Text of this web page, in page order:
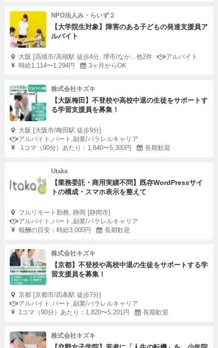
NPO法人み・らいず２
【大学院生対象】障害のある子どもの発達支援員ア
ルバイト
大阪 [高槻市/高槻駅 徒歩4分, 堺市/なか...他2件
アルバイト
時給1,114〜1,294円
3ヶ月からOK
株式会社キズキ
【大阪梅田】不登校や高校中退の生徒をサポートす
る学習支援員を募集！
大阪 [大阪市/梅田駅 徒歩9分]
アルバイト,パート,副業/パラレルキャリア
1コマ（90分）あたり：1,840〜5,300円
長期歓迎
Utaka
【業務委託・商用実績不問】既存WordPressサイ
トの構成・スマホ表示を整えて
フルリモート勤務, 静岡 [静岡市]
アルバイト,パート,副業/パラレルキャリア
報酬の目安：時給3,000円
長期歓迎
株式会社キズキ
【京都】不登校や高校中退の生徒をサポートする学
習支援員を募集！
京都 [京都市/四条駅 徒歩7分]
アルバイト,パート,副業/パラレルキャリア
1コマ（90分）あたり：1,820〜5,201円
長期歓迎
株式会社キズキ